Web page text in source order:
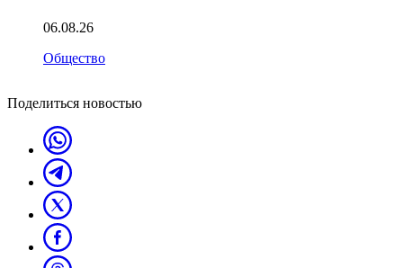
06.08.26
Общество
Поделиться новостью